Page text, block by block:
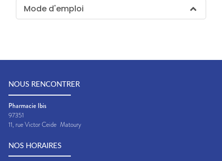
Mode d'emploi
NOUS RENCONTRER
Pharmacie Ibis
97351
11, rue Victor Ceide Matoury
NOS HORAIRES